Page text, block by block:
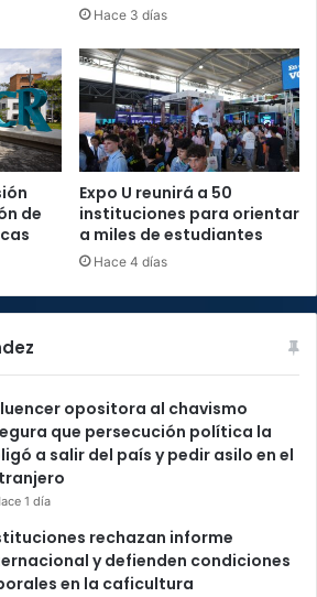
Hace 3 días
de
Expo U reunirá a 50
instituciones para orientar
a miles de estudiantes
Hace 4 días
opositora al chavismo
que persecución política la
a salir del país y pedir asilo en el
1 día
rechazan informe
y defienden condiciones
en la caficultura